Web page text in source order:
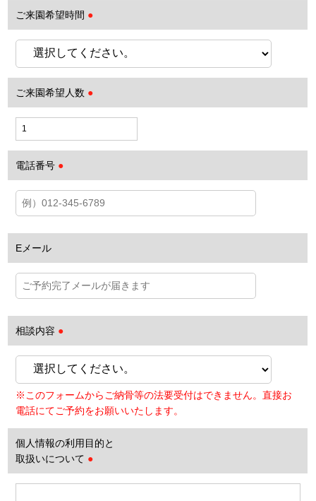
ご来園希望時間 ●
ご来園希望人数 ●
電話番号 ●
Eメール
相談内容 ●
※このフォームからご納骨等の法要受付はできません。直接お
電話にてご予約をお願いいたします。
個人情報の利用目的と
取扱いについて ●